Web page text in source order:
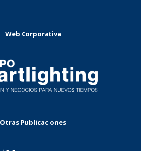
Web Corporativa
Otras Publicaciones